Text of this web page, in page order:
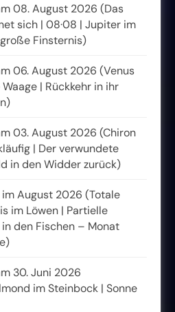
08. August 2026 (Das
sich | 08·08 | Jupiter im
Finsternis)
06. August 2026 (Venus
| Rückkehr in ihr
03. August 2026 (Chiron
| Der verwundete
in den Widder zurück)
August 2026 (Totale
im Löwen | Partielle
den Fischen – Monat
30. Juni 2026
im Steinbock | Sonne